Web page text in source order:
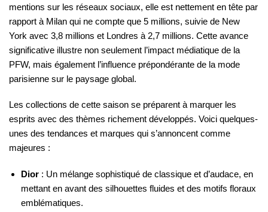
mentions sur les réseaux sociaux, elle est nettement en tête par
rapport à Milan qui ne compte que 5 millions, suivie de New
York avec 3,8 millions et Londres à 2,7 millions. Cette avance
significative illustre non seulement l’impact médiatique de la
PFW, mais également l’influence prépondérante de la mode
parisienne sur le paysage global.
Les collections de cette saison se préparent à marquer les
esprits avec des thèmes richement développés. Voici quelques-
unes des tendances et marques qui s’annoncent comme
majeures :
Dior : Un mélange sophistiqué de classique et d’audace, en
mettant en avant des silhouettes fluides et des motifs floraux
emblématiques.